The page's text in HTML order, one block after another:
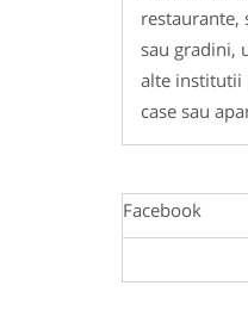
restaurante,
sau gradini,
alte institutii
case sau
Facebook